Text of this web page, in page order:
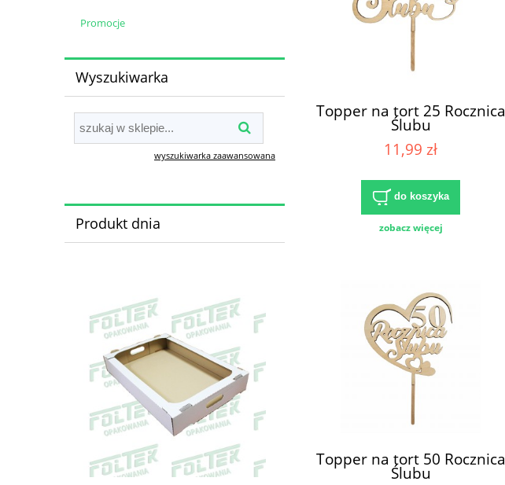
Promocje
Wyszukiwarka
wyszukiwarka zaawansowana
Produkt dnia
Topper na tort 25 Rocznica
Ślubu
11,99 zł
do koszyka
zobacz więcej
Topper na tort 50 Rocznica
Ślubu